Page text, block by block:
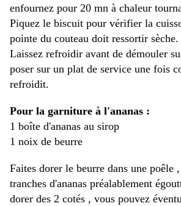
enfournez pour 20 mn à chaleur
Piquez le biscuit pour vérifier la
pointe du couteau doit ressortir sèche.
Laissez refroidir avant de démouler
poser sur un plat de service une fois
refroidit.
Pour la garniture à l'ananas :
1 boîte d'ananas au sirop
1 noix de beurre
Faites dorer le beurre dans une poêle
tranches d'ananas préalablement
dorer des 2 cotés , vous pouvez